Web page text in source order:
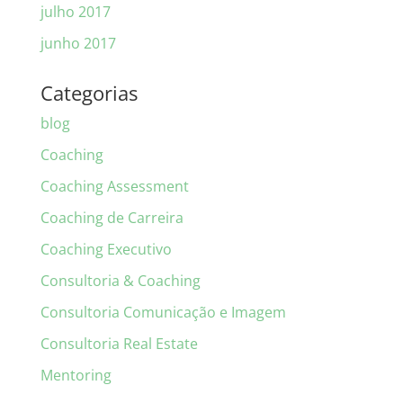
julho 2017
junho 2017
Categorias
blog
Coaching
Coaching Assessment
Coaching de Carreira
Coaching Executivo
Consultoria & Coaching
Consultoria Comunicação e Imagem
Consultoria Real Estate
Mentoring